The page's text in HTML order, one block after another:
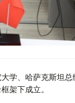
学、哈萨克斯坦
架下成立。